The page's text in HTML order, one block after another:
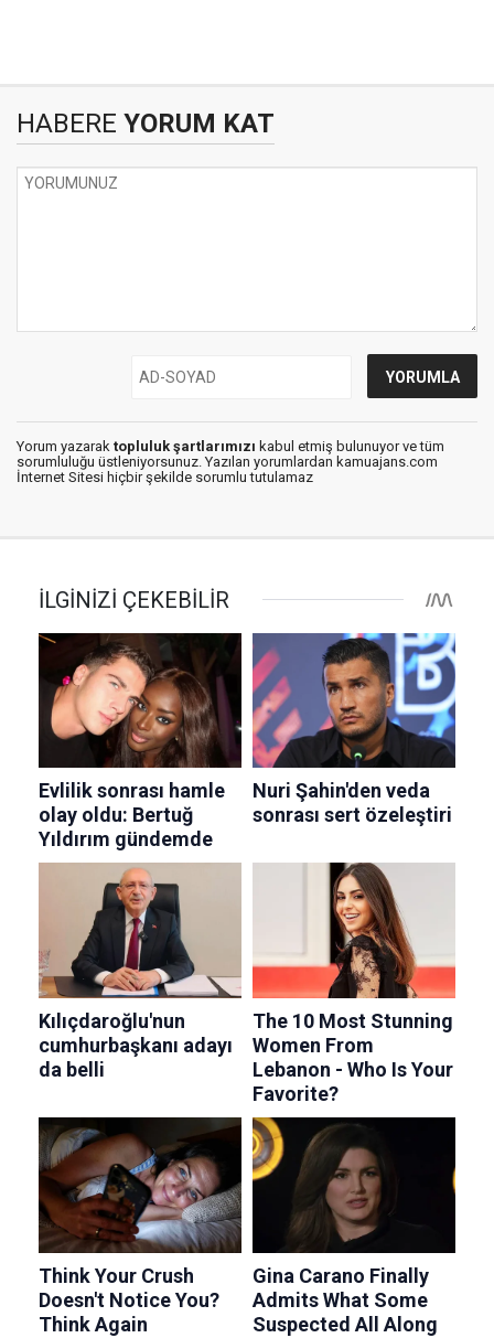
HABERE YORUM KAT
Yorum yazarak topluluk şartlarımızı kabul etmiş bulunuyor ve tüm
sorumluluğu üstleniyorsunuz. Yazılan yorumlardan kamuajans.com
İnternet Sitesi hiçbir şekilde sorumlu tutulamaz